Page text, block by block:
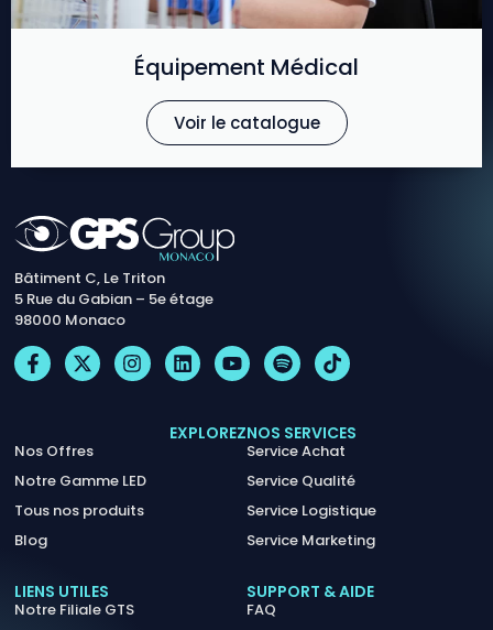
Équipement Médical
Voir le catalogue
Bâtiment C, Le Triton
5 Rue du Gabian – 5e étage
98000 Monaco
EXPLOREZ
Nos Offres
Notre Gamme LED
Tous nos produits
Blog
NOS SERVICES
Service Achat
Service Qualité
Service Logistique
Service Marketing
LIENS UTILES
Notre Filiale GTS
SUPPORT & AIDE
FAQ